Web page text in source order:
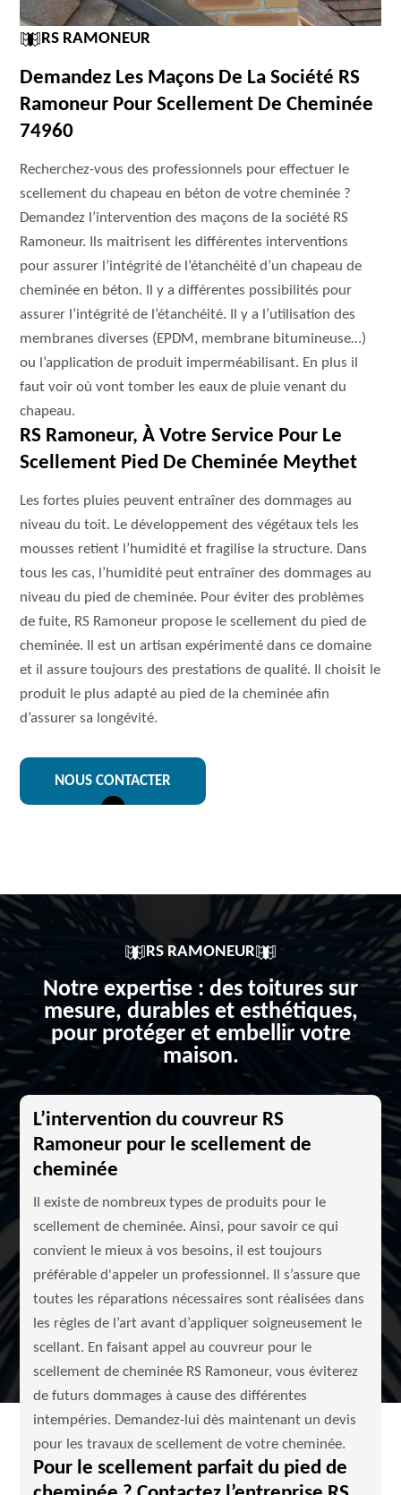
RS RAMONEUR
Demandez Les Maçons De La Société RS
Ramoneur Pour Scellement De Cheminée
74960
Recherchez-vous des professionnels pour effectuer le
scellement du chapeau en béton de votre cheminée ?
Demandez l’intervention des maçons de la société RS
Ramoneur. Ils maitrisent les différentes interventions
pour assurer l’intégrité de l’étanchéité d’un chapeau de
cheminée en béton. Il y a différentes possibilités pour
assurer l’intégrité de l’étanchéité. Il y a l’utilisation des
membranes diverses (EPDM, membrane bitumineuse…)
ou l’application de produit imperméabilisant. En plus il
faut voir où vont tomber les eaux de pluie venant du
chapeau.
RS Ramoneur, À Votre Service Pour Le
Scellement Pied De Cheminée Meythet
Les fortes pluies peuvent entraîner des dommages au
niveau du toit. Le développement des végétaux tels les
mousses retient l’humidité et fragilise la structure. Dans
tous les cas, l’humidité peut entraîner des dommages au
niveau du pied de cheminée. Pour éviter des problèmes
de fuite, RS Ramoneur propose le scellement du pied de
cheminée. Il est un artisan expérimenté dans ce domaine
et il assure toujours des prestations de qualité. Il choisit le
produit le plus adapté au pied de la cheminée afin
d’assurer sa longévité.
NOUS CONTACTER
RS RAMONEUR
Notre expertise : des toitures sur
mesure, durables et esthétiques,
pour protéger et embellir votre
maison.
L’intervention du couvreur RS
Ramoneur pour le scellement de
cheminée
Il existe de nombreux types de produits pour le
scellement de cheminée. Ainsi, pour savoir ce qui
convient le mieux à vos besoins, il est toujours
préférable d'appeler un professionnel. Il s’assure que
toutes les réparations nécessaires sont réalisées dans
les règles de l’art avant d’appliquer soigneusement le
scellant. En faisant appel au couvreur pour le
scellement de cheminée RS Ramoneur, vous éviterez
de futurs dommages à cause des différentes
intempéries. Demandez-lui dès maintenant un devis
pour les travaux de scellement de votre cheminée.
Pour le scellement parfait du pied de